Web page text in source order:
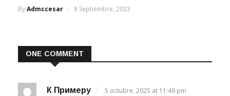
ByAdmccesar 8 Septiembre, 2023
ONE COMMENT
К Примеру 5 octubre, 2025 at 11:49 pm